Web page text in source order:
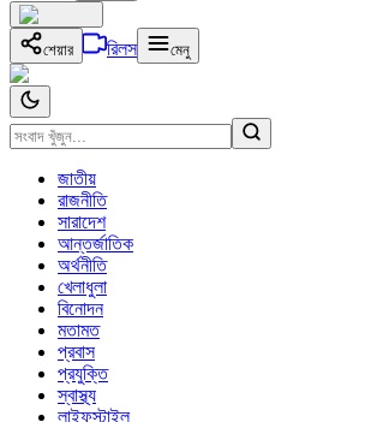
শেয়ার রিলস মেনু
জাতীয়
রাজনীতি
সারাদেশ
আন্তর্জাতিক
অর্থনীতি
খেলাধুলা
বিনোদন
মতামত
প্রবাস
প্রযুক্তি
স্বাস্থ্য
লাইফস্টাইল